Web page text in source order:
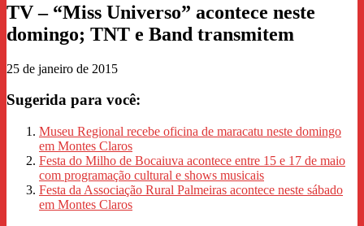
TV – “Miss Universo” acontece neste
domingo; TNT e Band transmitem
25 de janeiro de 2015
Sugerida para você:
Museu Regional recebe oficina de maracatu neste domingo
em Montes Claros
Festa do Milho de Bocaiuva acontece entre 15 e 17 de maio
com programação cultural e shows musicais
Festa da Associação Rural Palmeiras acontece neste sábado
em Montes Claros